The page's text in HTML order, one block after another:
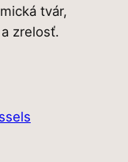
tvár,
zrelosť.